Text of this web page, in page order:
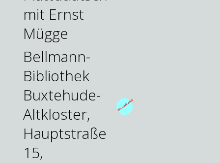
mit Ernst
Mügge
Bellmann-
Bibliothek
Buxtehude-
Altkloster,
Hauptstraße
15,